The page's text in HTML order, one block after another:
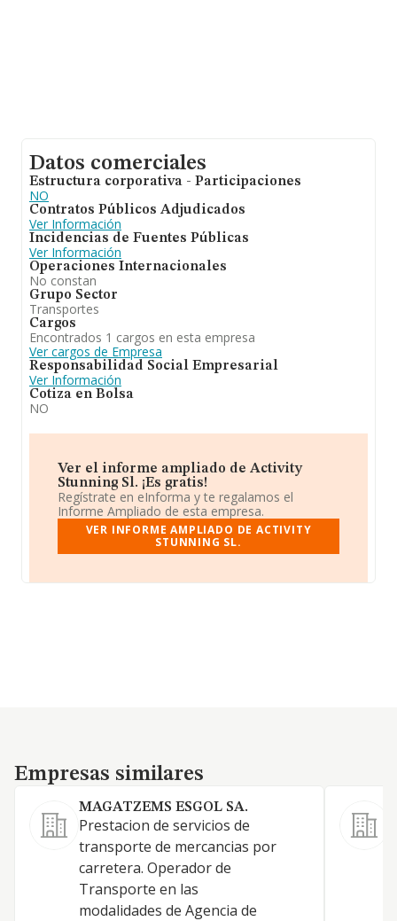
Datos comerciales
Estructura corporativa - Participaciones
NO
Contratos Públicos Adjudicados
Ver Información
Incidencias de Fuentes Públicas
Ver Información
Operaciones Internacionales
No constan
Grupo Sector
Transportes
Cargos
Encontrados 1 cargos en esta empresa
Ver cargos de Empresa
Responsabilidad Social Empresarial
Ver Información
Cotiza en Bolsa
NO
Ver el informe ampliado de Activity
Stunning Sl. ¡Es gratis!
Regístrate en eInforma y te regalamos el
Informe Ampliado de esta empresa.
VER INFORME AMPLIADO DE ACTIVITY
STUNNING SL.
Empresas similares
Empresas similares
MAGATZEMS ESGOL SA.
Prestacion de servicios de
transporte de mercancias por
carretera. Operador de
Transporte en las
modalidades de Agencia de